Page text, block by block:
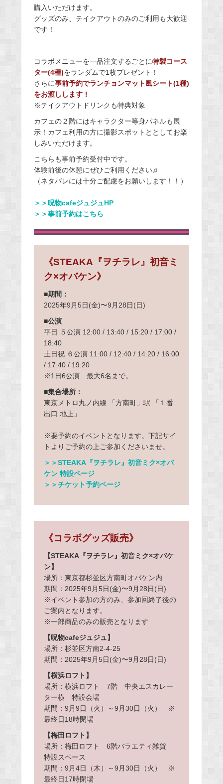
購入いただけます。
グッズのみ、テイクアウトのみのご利用も大歓迎
です​！
コラボメニューを一品注文するごとに特製コース
ター(4種)をランダムで1枚プレゼント！
​さらに事前予約でランチョンマット風シート(1種)
をお渡しします！
※テイクアウトドリンクも特典対象
カフェの２階にはキャラクター等身パネルも展
示！カフェ利用の方に撮影スポットととしてお楽
しみいただけます。
こちらも事前予約受付中です。
体験前後の休憩にぜひご利用ください♫
（ネタバレには十分ご配慮をお願いします！！）
＞＞呪物cafeジュジュHP
＞＞事前予約はこちら
《STEAKA『ヲチラレ』初音ミ
ク×オバケン》
■期間：
2025年9月5日(金)〜9月28日(日)
■公演
平日 ５公演 12:00 / 13:40 / 15:20 / 17:00 /
18:40
土日祝 ６公演 11:00 / 12:40 / 14:20 / 16:00
/ 17:40 / 19:20
※1日6公演 最大6名まで。
■集合場所：
東京メトロ丸ノ内線 「方南町」駅 「１番
出口 地上」
※要予約のイベントとなります。下記サイ
トよりご予約の上ご参加くださいませ。
＞＞STEAKA『ヲチラレ』初音ミク×オバ
ケン 特設ページ
＞＞チケット予約ページ
《コラボグッズ販売》
【STEAKA『ヲチラレ』初音ミク×オバケ
ン】
場所：東京都杉並区方南町オバケン内
期間：2025年9月5日(金)〜9月28日(日)
※イベント参加の方のみ、参加回終了後の
ご案内となります。
※一部商品のみの販売となります
【呪物cafeジュジュ】
場所：杉並区方南2-4-25
期間：2025年9月5日(金)〜9月28日(日)
【横浜ロフト】
場所：横浜ロフト 7階 中央エスカレー
ター横 特設会場
期間：9月9日（火）～9月30日（火） ※
最終日18時閉場
【梅田ロフト】
場所：梅田ロフト 6階バラエティ雑貨
特設スペース
期間：9月4日（木）～9月30日（火） ※
最終日17時閉場